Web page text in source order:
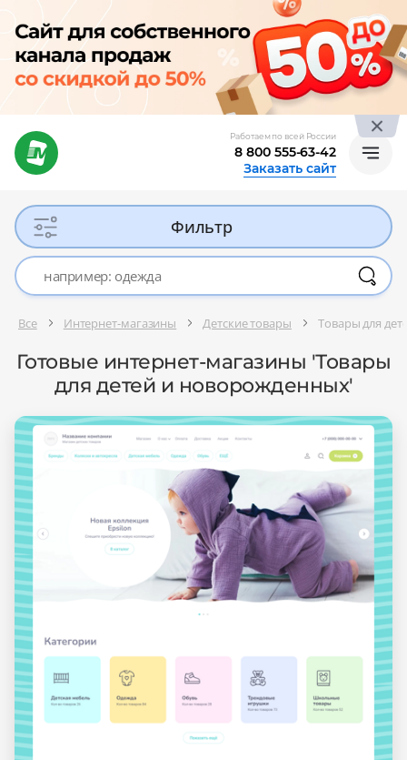
Работаем по всей России
8 800 555-63-42
Заказать сайт
Фильтр
Все Интернет-магазины Детские товары Товары для
Готовые интернет-магазины 'Товары
для детей и новорожденных'